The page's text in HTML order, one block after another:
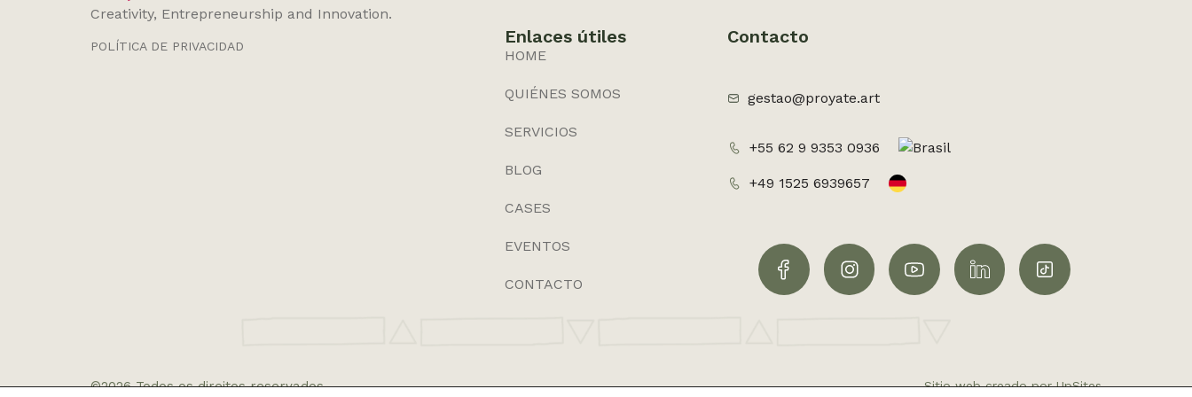
Creativity, Entrepreneurship and Innovation.
POLÍTICA DE PRIVACIDAD Enlaces útiles
HOME
QUIÉNES SOMOS
SERVICIOS
BLOG
CASES
EVENTOS
CONTACTO
Contacto
gestao@proyate.art
+55 62 9 9353 0936
+49 1525 6939657
©2026 Todos os direitos reservados Sitio web creado por UpSites